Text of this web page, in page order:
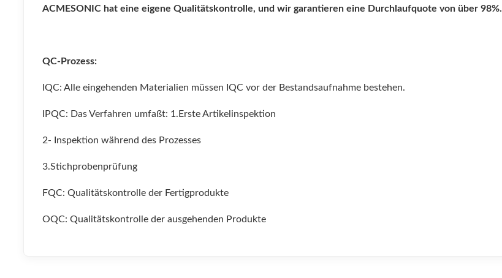
ACMESONIC hat eine eigene Qualitätskontrolle, und wir garantieren eine Durchlaufquote von über 98%.
QC-Prozess:
IQC: Alle eingehenden Materialien müssen IQC vor der Bestandsaufnahme bestehen.
IPQC: Das Verfahren umfaßt: 1.Erste Artikelinspektion
2- Inspektion während des Prozesses
3.Stichprobenprüfung
FQC: Qualitätskontrolle der Fertigprodukte
OQC: Qualitätskontrolle der ausgehenden Produkte